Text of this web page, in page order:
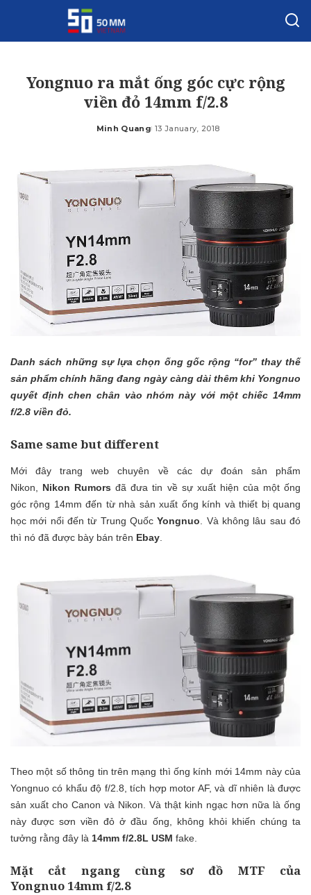
Yongnuo ra mắt ống góc cực rộng
viền đỏ 14mm f/2.8
Posted
Minh Quang 13 January, 2018
Danh sách những sự lựa chọn ống gốc rộng “for” thay thế
sản phẩm chính hãng đang ngày càng dài thêm khi Yongnuo
quyết định chen chân vào nhóm này với một chiếc 14mm
f/2.8 viền đỏ.
Same same but different
Mới đây trang web chuyên về các dự đoán sản phẩm
Nikon, Nikon Rumors đã đưa tin về sự xuất hiện của một ống
góc rộng 14mm đến từ nhà sản xuất ống kính và thiết bị quang
học mới nổi đến từ Trung QuốcYongnuo . Và không lâu sau đó
thì nó đã được bày bán trên Ebay
Theo một số thông tin trên mạng thì ống kính mới 14mm này của
Yongnuo có khẩu độ f/2.8, tích hợp motor AF, và dĩ nhiên là được
sản xuất cho Canon và Nikon. Và thật kinh ngạc hơn nữa là ống
này được sơn viền đỏ ở đầu ống, không khỏi khiến chúng ta
tưởng rằng đây là 14mm f/2.8L USM fake.
Mặt cắt ngang cùng sơ đồ MTF của
Yongnuo 14mm f/2.8